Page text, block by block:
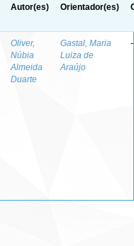
Autor(es) Orientador(es)
Oliver,
Núbia
Almeida
Duarte
Gastal, Maria
Luiza de
Araújo
-